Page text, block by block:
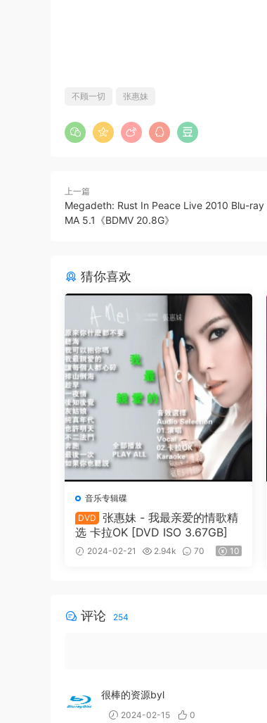
不顾一切 张惠妹
上一篇
Megadeth: Rust In Peace Live 2010 Blu-
MA 5.1《BDMV 20.8G》
猜你喜欢
音乐专辑碟
DVD
张惠妹 - 我最亲爱的情歌精
选 卡拉OK [DVD ISO 3.67GB]
2024-02-21 2.94k 70 10
评论 254
很棒的资源byl
2024-02-15 0